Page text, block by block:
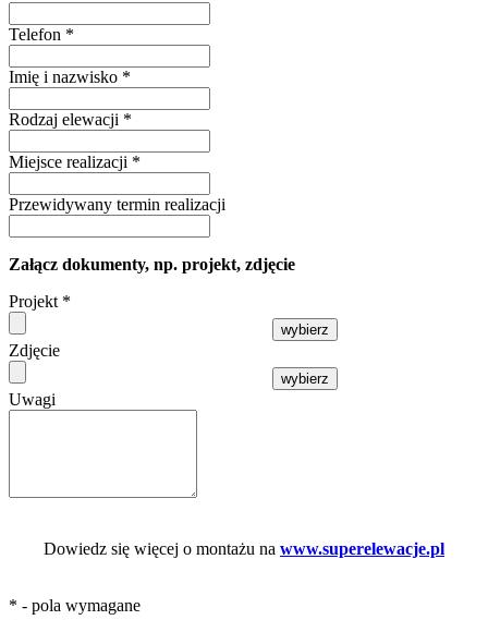
Telefon *
Imię i nazwisko *
Rodzaj elewacji *
Miejsce realizacji *
Przewidywany termin realizacji
Załącz dokumenty, np. projekt, zdjęcie
Projekt *
wybierz
Zdjęcie
wybierz
Uwagi
Dowiedz się więcej o montażu na www.superelewacje.pl
* - pola wymagane